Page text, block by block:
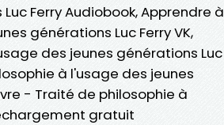
Ferry Audiobook, Apprendre à
générations Luc Ferry VK,
des jeunes générations Luc
à l'usage des jeunes
- Traité de philosophie à
gratuit